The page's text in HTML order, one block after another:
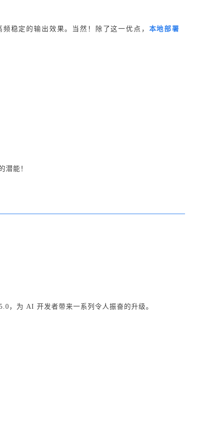
稳定的输出效果。当然！除了这一优点， 本地部署
潜能！
，为 AI 开发者带来一系列令人振奋的升级。